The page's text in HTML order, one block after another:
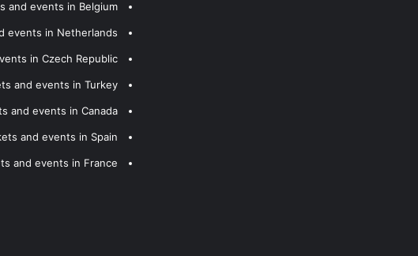
and events in Belgium
events in Netherlands
in Czech Republic
and events in Turkey
and events in Canada
and events in Spain
and events in France